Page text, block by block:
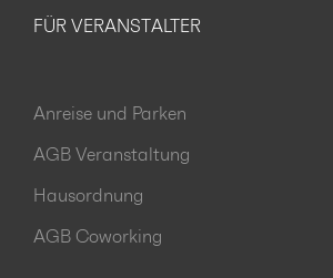
FÜR VERANSTALTER
Anreise und Parken
AGB Veranstaltung
Hausordnung
AGB Coworking